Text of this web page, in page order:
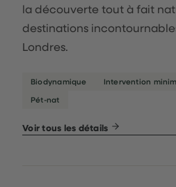
la découverte tout à fait
destinations
Londres.
Biodynamique Intervention
Pét-nat
Voir tous les détails